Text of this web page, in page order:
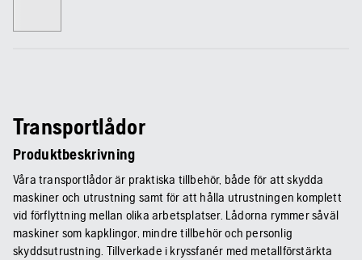
Transportlådor
Produktbeskrivning
Våra transportlådor är praktiska tillbehör, både för att skydda
maskiner och utrustning samt för att hålla utrustningen komplett
vid förflyttning mellan olika arbetsplatser. Lådorna rymmer såväl
maskiner som kapklingor, mindre tillbehör och personlig
skyddsutrustning. Tillverkade i kryssfanér med metallförstärkta